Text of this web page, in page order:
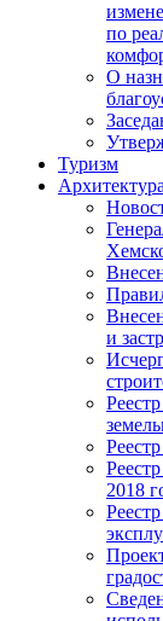
по
О
Туризм
и
2018